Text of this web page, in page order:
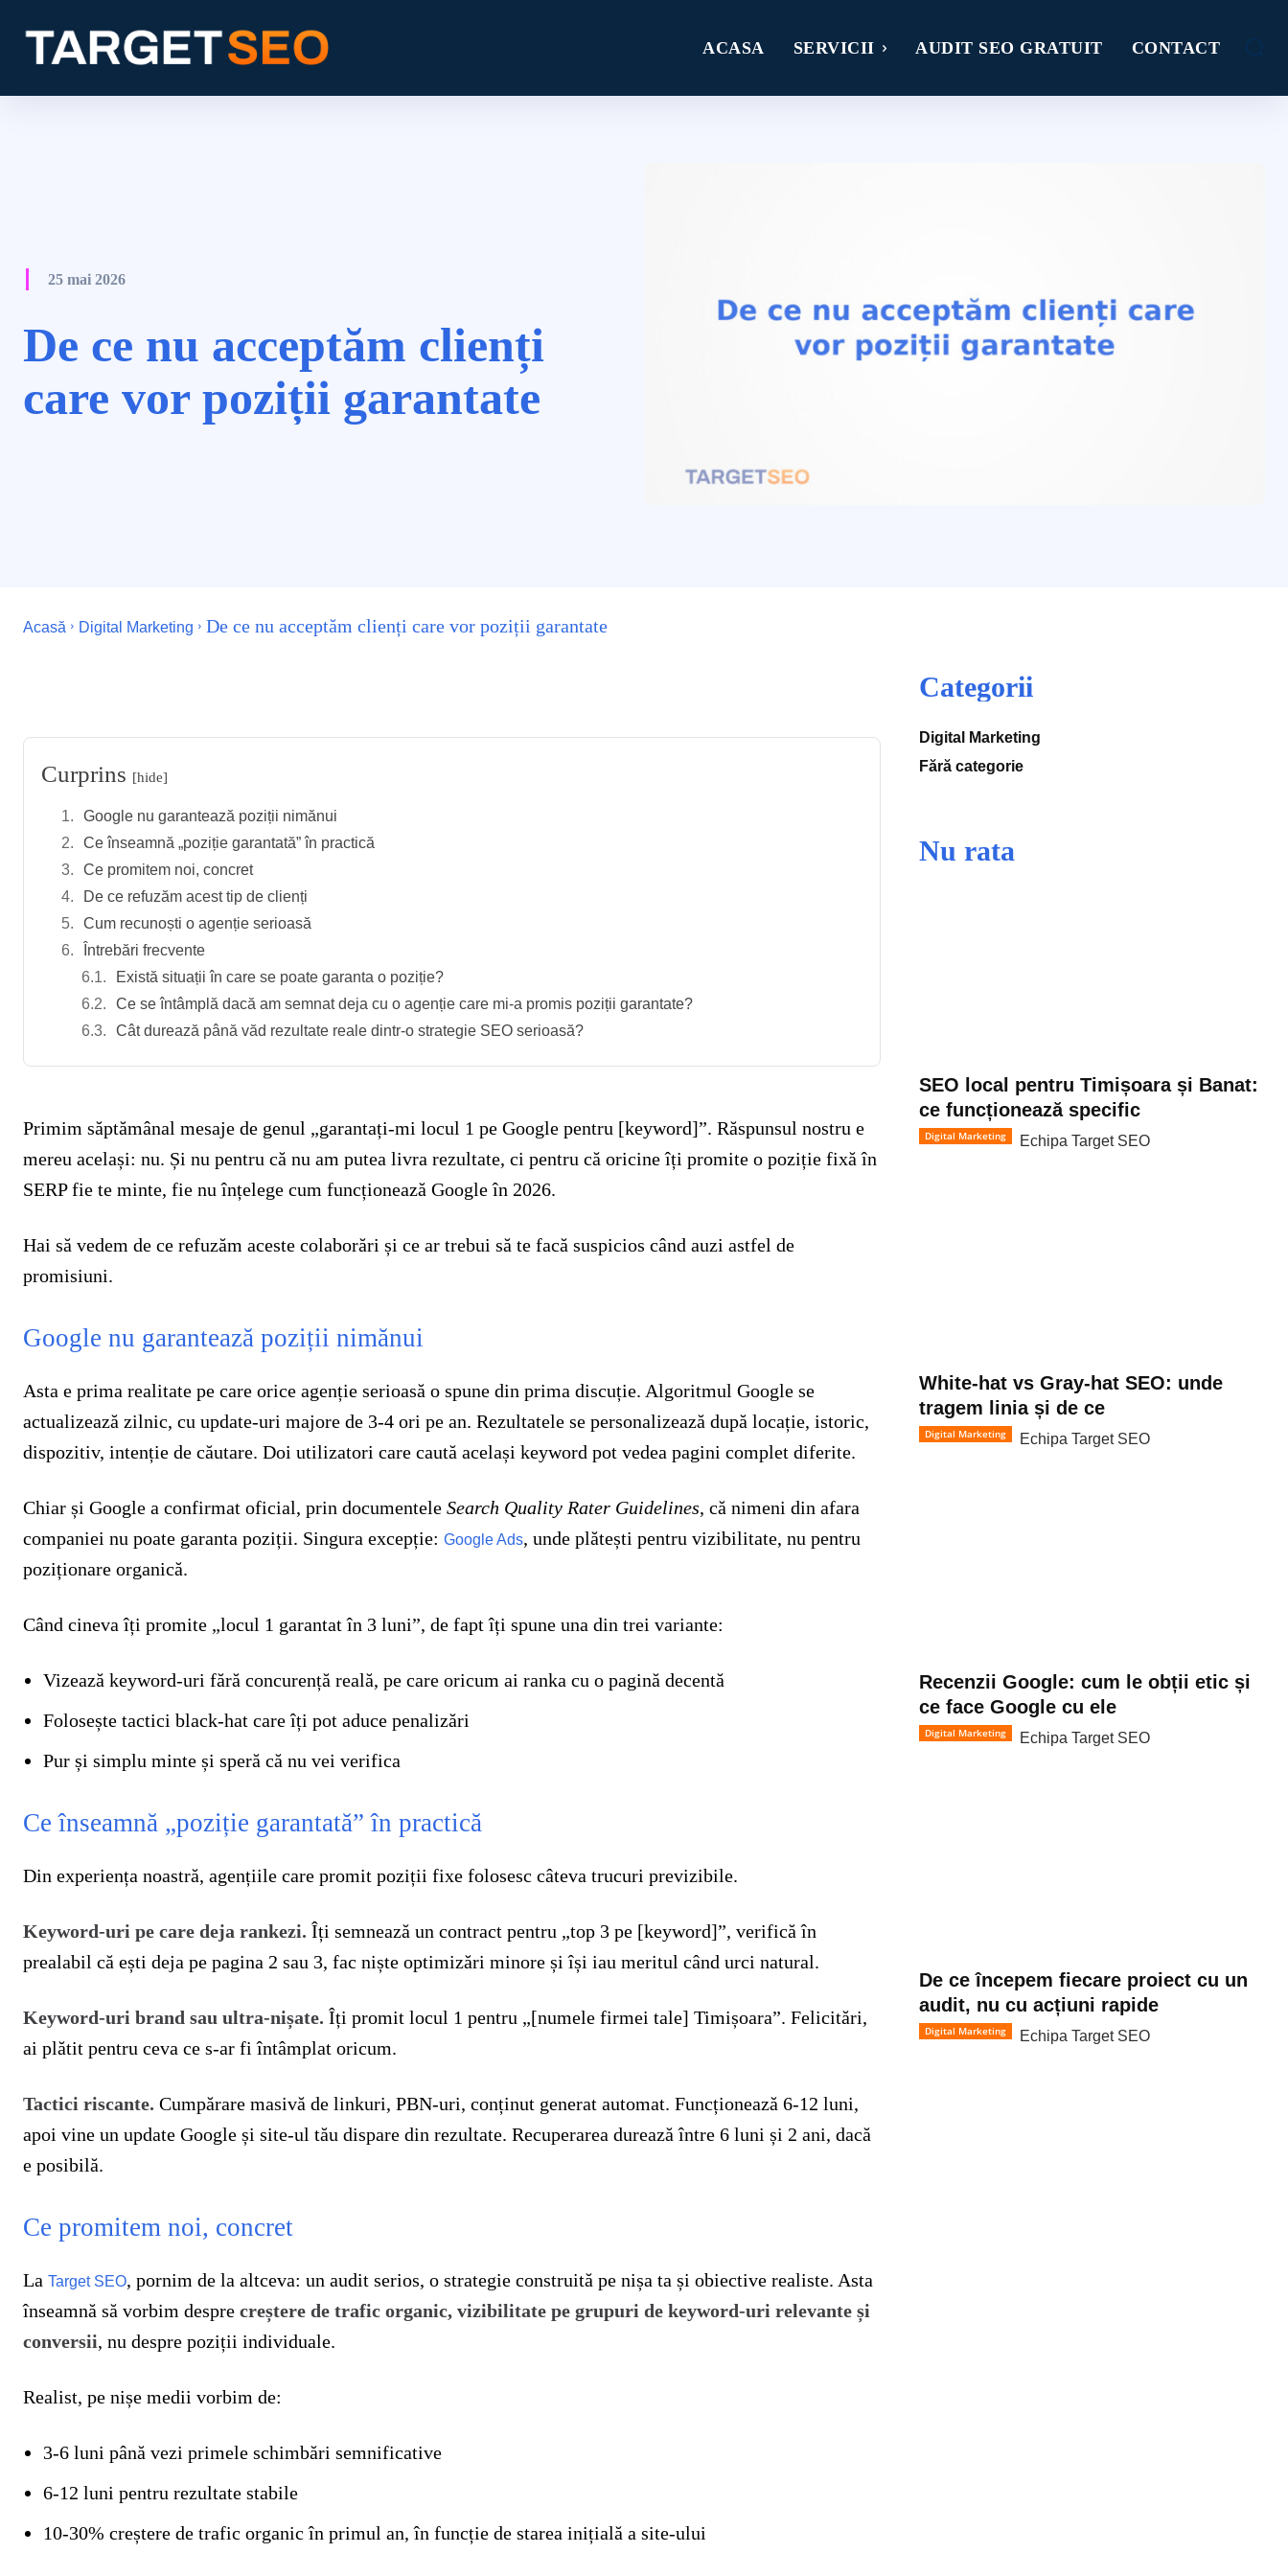
ACASA SERVICII AUDIT SEO GRATUIT CONTACT
25 mai 2026
De ce nu acceptăm clienți
care vor poziții garantate
Acasă Digital Marketing De ce nu acceptăm clienți care vor poziții garantate
Curprins [hide]
Google nu garantează poziții nimănui
Ce înseamnă „poziție garantată” în practică
Ce promitem noi, concret
De ce refuzăm acest tip de clienți
Cum recunoști o agenție serioasă
Întrebări frecvente
Există situații în care se poate garanta o poziție?
Ce se întâmplă dacă am semnat deja cu o agenție care mi-a promis poziții garantate?
Cât durează până văd rezultate reale dintr-o strategie SEO serioasă?
Primim săptămânal mesaje de genul „garantați-mi locul 1 pe Google pentru [keyword]”. Răspunsul nostru e
mereu același: nu. Și nu pentru că nu am putea livra rezultate, ci pentru că oricine îți promite o poziție fixă în
SERP fie te minte, fie nu înțelege cum funcționează Google în 2026.
Hai să vedem de ce refuzăm aceste colaborări și ce ar trebui să te facă suspicios când auzi astfel de
promisiuni.
Google nu garantează poziții nimănui
Asta e prima realitate pe care orice agenție serioasă o spune din prima discuție. Algoritmul Google se
actualizează zilnic, cu update-uri majore de 3-4 ori pe an. Rezultatele se personalizează după locație, istoric,
dispozitiv, intenție de căutare. Doi utilizatori care caută același keyword pot vedea pagini complet diferite.
Chiar și Google a confirmat oficial, prin documentele Search Quality Rater Guidelines, că nimeni din afara
companiei nu poate garanta poziții. Singura excepție: Google Ads, unde plătești pentru vizibilitate, nu pentru
poziționare organică.
Când cineva îți promite „locul 1 garantat în 3 luni”, de fapt îți spune una din trei variante:
Vizează keyword-uri fără concurență reală, pe care oricum ai ranka cu o pagină decentă
Folosește tactici black-hat care îți pot aduce penalizări
Pur și simplu minte și speră că nu vei verifica
Ce înseamnă „poziție garantată” în practică
Din experiența noastră, agențiile care promit poziții fixe folosesc câteva trucuri previzibile.
Keyword-uri pe care deja rankezi. Îți semnează un contract pentru „top 3 pe [keyword]”, verifică în
prealabil că ești deja pe pagina 2 sau 3, fac niște optimizări minore și își iau meritul când urci natural.
Keyword-uri brand sau ultra-nișate. Îți promit locul 1 pentru „[numele firmei tale] Timișoara”. Felicitări,
ai plătit pentru ceva ce s-ar fi întâmplat oricum.
Tactici riscante. Cumpărare masivă de linkuri, PBN-uri, conținut generat automat. Funcționează 6-12 luni,
apoi vine un update Google și site-ul tău dispare din rezultate. Recuperarea durează între 6 luni și 2 ani, dacă
e posibilă.
Ce promitem noi, concret
La Target SEO, pornim de la altceva: un audit serios, o strategie construită pe nișa ta și obiective realiste. Asta
înseamnă să vorbim despre creștere de trafic organic, vizibilitate pe grupuri de keyword-uri relevante și
conversii, nu despre poziții individuale.
Realist, pe nișe medii vorbim de:
3-6 luni până vezi primele schimbări semnificative
6-12 luni pentru rezultate stabile
10-30% creștere de trafic organic în primul an, în funcție de starea inițială a site-ului
Categorii
Digital Marketing
Fără categorie
Nu rata
SEO local pentru Timișoara și Banat:
ce funcționează specific
Digital Marketing Echipa Target SEO
White-hat vs Gray-hat SEO: unde
tragem linia și de ce
Digital Marketing Echipa Target SEO
Recenzii Google: cum le obții etic și
ce face Google cu ele
Digital Marketing Echipa Target SEO
De ce începem fiecare proiect cu un
audit, nu cu acțiuni rapide
Digital Marketing Echipa Target SEO